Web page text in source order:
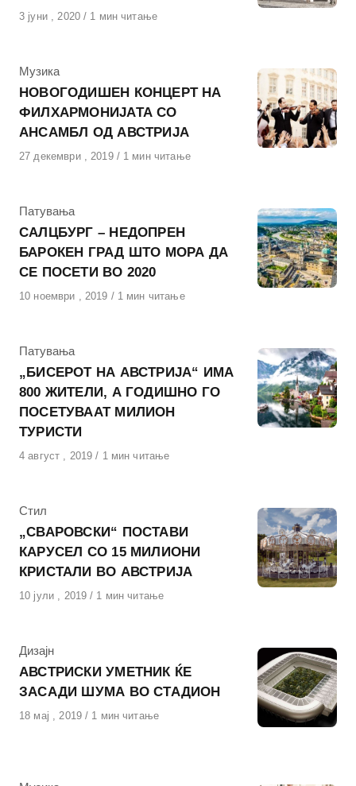
Објавено
3 јуни , 2020 1 мин читање
КАтегорија
Музика
НОВОГОДИШЕН КОНЦЕРТ НА
ФИЛХАРМОНИЈАТА СО
АНСАМБЛ ОД АВСТРИЈА
Објавено
27 декември , 2019 1 мин читање
КАтегорија
Патувања
САЛЦБУРГ – НЕДОПРЕН
БАРОКЕН ГРАД ШТО МОРА ДА
СЕ ПОСЕТИ ВО 2020
Објавено
10 ноември , 2019 1 мин читање
КАтегорија
Патувања
„БИСЕРОТ НА АВСТРИЈА“ ИМА
800 ЖИТЕЛИ, А ГОДИШНО ГО
ПОСЕТУВААТ МИЛИОН
ТУРИСТИ
Објавено
4 август , 2019 1 мин читање
КАтегорија
Стил
„СВАРОВСКИ“ ПОСТАВИ
КАРУСЕЛ СО 15 МИЛИОНИ
КРИСТАЛИ ВО АВСТРИЈА
Објавено
10 јули , 2019 1 мин читање
КАтегорија
Дизајн
АВСТРИСКИ УМЕТНИК ЌЕ
ЗАСАДИ ШУМА ВО СТАДИОН
Објавено
18 мај , 2019 1 мин читање